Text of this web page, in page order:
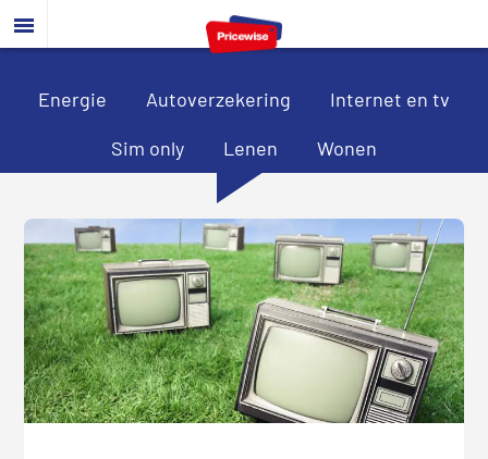
Door
naar
hoofd
Spring
naar
eerste
Spring
naar
voettekst
Energie Autoverzekering Internet en tv
Sim only Lenen Wonen